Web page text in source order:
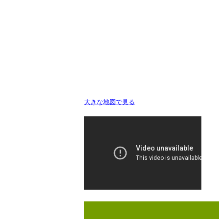
大きな地図で見る